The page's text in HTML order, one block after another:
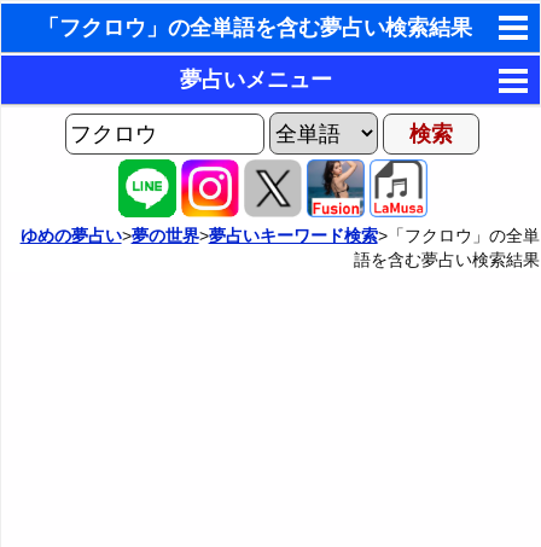
「フクロウ」の全単語を含む夢占い検索結果
東洋・西洋占星術
ホラリー占星術
手相占いで未来診断
タロットカードで無料占い
夢占いメニュー
AIゆめの夢占いチャット
ヨセフの夢占い
夢占い掲示板
ゆめの夢占い>夢の世界>夢占いキーワード検索>「フクロウ」の全単
語を含む夢占い検索結果